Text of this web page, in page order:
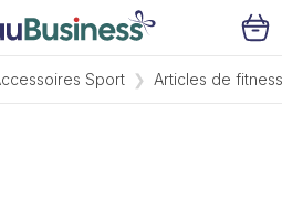
Sport Articles de fitness